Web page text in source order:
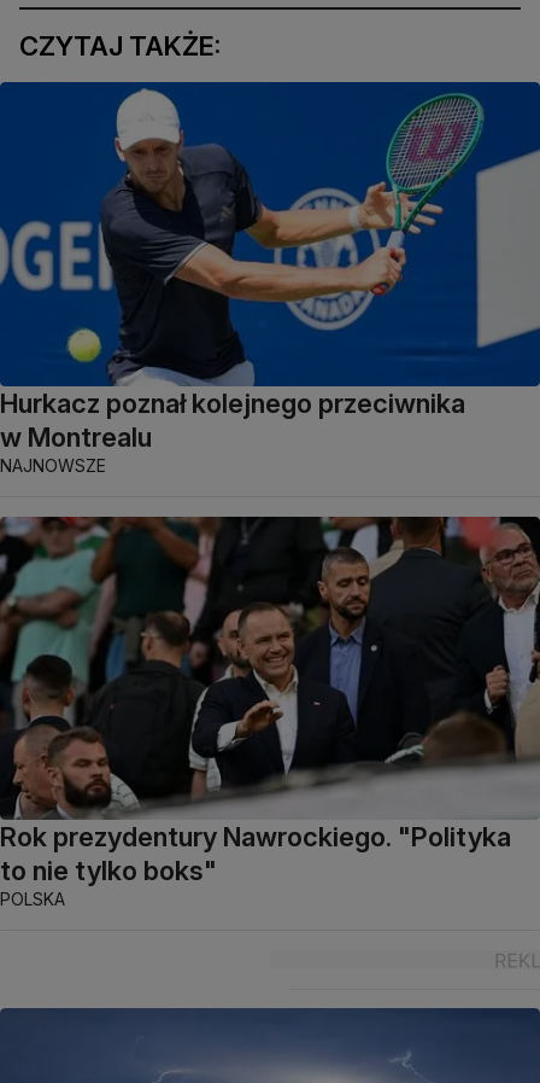
CZYTAJ TAKŻE:
Hurkacz poznał kolejnego przeciwnika
w Montrealu
NAJNOWSZE
Rok prezydentury Nawrockiego. "Polityka
to nie tylko boks"
POLSKA